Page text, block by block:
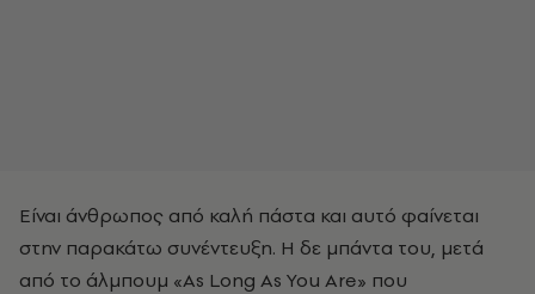
Είναι άνθρωπος από καλή πάστα και αυτό φαίνεται
στην παρακάτω συνέντευξη. Η δε μπάντα του, μετά
από το άλμπουμ «As Long As You Are» που